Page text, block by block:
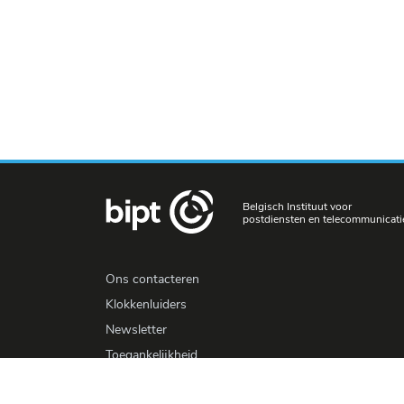
Belgisch Instituut voor
postdiensten en
Ons contacteren
Klokkenluiders
Newsletter
Toegankelijkheid